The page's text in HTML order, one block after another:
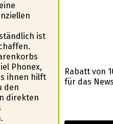
ist
Phonex,
ihnen hilft
den
direkten
Rabatt von
für das